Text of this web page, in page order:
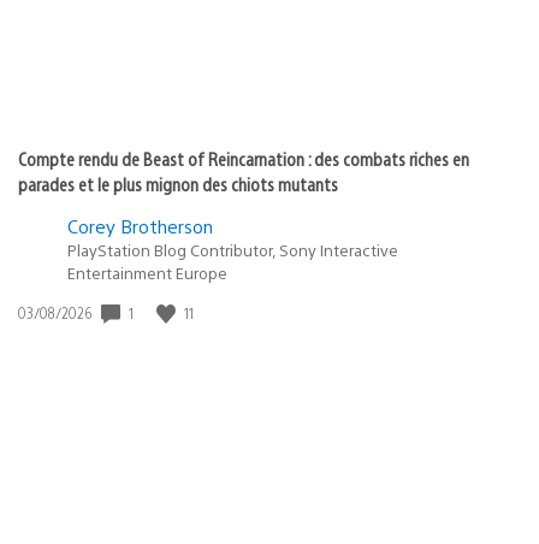
Compte rendu de Beast of Reincarnation : des combats riches en
parades et le plus mignon des chiots mutants
Corey Brotherson
PlayStation Blog Contributor, Sony Interactive
Entertainment Europe
Date
03/08/2026 1 11